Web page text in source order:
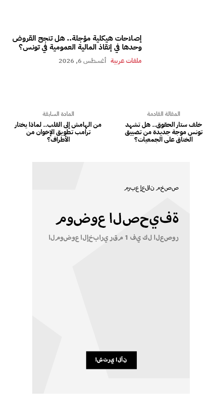
إصلاحات هيكلية مؤجلة.. هل تنجح القروض
وحدها في إنقاذ المالية العمومية في تونس؟
ملفات عربية أغسطس 6, 2026
المادة السابقة
من الهامش إلى القلب.. لماذا يختار
ترامب تطويق الإخوان من
الأطراف؟
المقالة القادمة
خلف ستار الحقوق.. هل تشهد
تونس موجة جديدة من تضييق
الخناق على الجمعيات؟